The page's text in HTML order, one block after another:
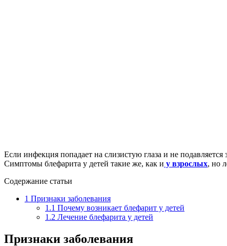
Если инфекция попадает на слизистую глаза и не
Симптомы блефарита у детей такие же, как и у взрослых, но
Содержание статьи
1 Признаки заболевания
1.1 Почему возникает блефарит у детей
1.2 Лечение блефарита у детей
Признаки заболевания